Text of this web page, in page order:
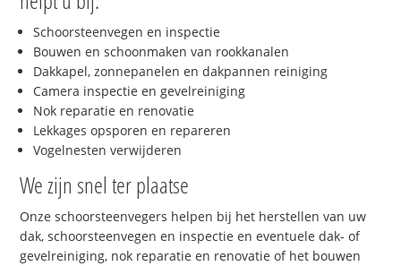
Schoorsteenvegen en inspectie
Bouwen en schoonmaken van rookkanalen
Dakkapel, zonnepanelen en dakpannen reiniging
Camera inspectie en gevelreiniging
Nok reparatie en renovatie
Lekkages opsporen en repareren
Vogelnesten verwijderen
We zijn snel ter plaatse
Onze schoorsteenvegers helpen bij het herstellen van uw
dak, schoorsteenvegen en inspectie en eventuele dak- of
gevelreiniging, nok reparatie en renovatie of het bouwen